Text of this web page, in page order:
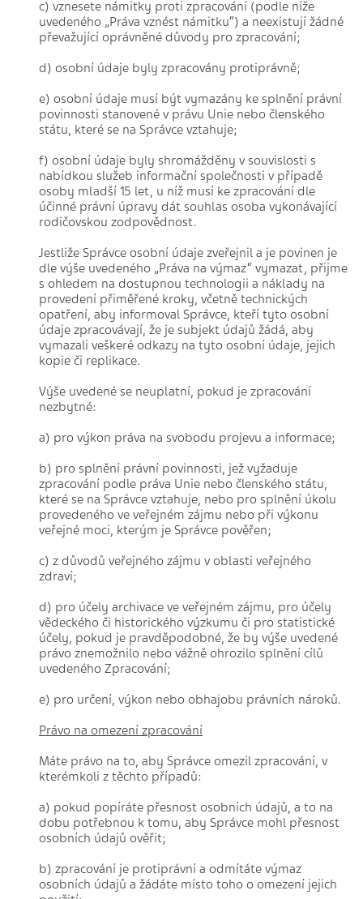
c) vznesete námitky proti zpracování (podle níže
uvedeného „Práva vznést námitku“) a neexistují žádné
převažující oprávněné důvody pro zpracování;
d) osobní údaje byly zpracovány protiprávně;
e) osobní údaje musí být vymazány ke splnění právní
povinnosti stanovené v právu Unie nebo členského
státu, které se na Správce vztahuje;
f) osobní údaje byly shromážděny v souvislosti s
nabídkou služeb informační společnosti v případě
osoby mladší 15 let, u níž musí ke zpracování dle
účinné právní úpravy dát souhlas osoba vykonávající
rodičovskou zodpovědnost.
Jestliže Správce osobní údaje zveřejnil a je povinen je
dle výše uvedeného „Práva na výmaz“ vymazat, přijme
s ohledem na dostupnou technologii a náklady na
provedení přiměřené kroky, včetně technických
opatření, aby informoval Správce, kteří tyto osobní
údaje zpracovávají, že je subjekt údajů žádá, aby
vymazali veškeré odkazy na tyto osobní údaje, jejich
kopie či replikace.
Výše uvedené se neuplatní, pokud je zpracování
nezbytné:
a) pro výkon práva na svobodu projevu a informace;
b) pro splnění právní povinnosti, jež vyžaduje
zpracování podle práva Unie nebo členského státu,
které se na Správce vztahuje, nebo pro splnění úkolu
provedeného ve veřejném zájmu nebo při výkonu
veřejné moci, kterým je Správce pověřen;
c) z důvodů veřejného zájmu v oblasti veřejného
zdraví;
d) pro účely archivace ve veřejném zájmu, pro účely
vědeckého či historického výzkumu či pro statistické
účely, pokud je pravděpodobné, že by výše uvedené
právo znemožnilo nebo vážně ohrozilo splnění cílů
uvedeného Zpracování;
e) pro určení, výkon nebo obhajobu právních nároků.
Právo na omezení zpracování
Máte právo na to, aby Správce omezil zpracování, v
kterémkoli z těchto případů:
a) pokud popíráte přesnost osobních údajů, a to na
dobu potřebnou k tomu, aby Správce mohl přesnost
osobních údajů ověřit;
b) zpracování je protiprávní a odmítáte výmaz
osobních údajů a žádáte místo toho o omezení jejich